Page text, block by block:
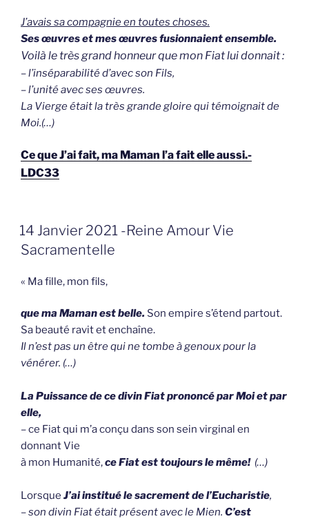
J’avais sa compagnie en toutes choses.
Ses œuvres et mes œuvres fusionnaient ensemble.
Voilà le très grand honneur que mon Fiat lui donnait :
– l’inséparabilité d’avec son Fils,
– l’unité avec ses œuvres.
La Vierge était la très grande gloire qui témoignait de
Moi.(…)
Ce que J’ai fait, ma Maman l’a fait elle aussi.-
LDC33
GEPLAATST
OP
14 Janvier 2021 -Reine Amour Vie
Sacramentelle
« Ma fille, mon fils,
que ma Maman est belle. Son empire s’étend partout.
Sa beauté ravit et enchaîne.
Il n’est pas un être qui ne tombe à genoux pour la
vénérer. (…)
La Puissance de ce divin Fiat prononcé par Moi et par
elle,
– ce Fiat qui m’a conçu dans son sein virginal en
donnant Vie
à mon Humanité,ce Fiat est toujours le même! (…)
Lorsque J’ai institué le sacrement de l’Eucharistie,
–son divin Fiat était présent avec le Mien. C’est